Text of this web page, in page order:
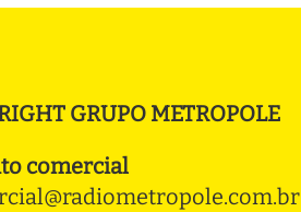
GRUPO METROPOLE
comercial